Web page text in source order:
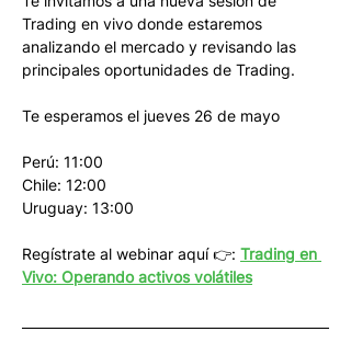
Trading en vivo donde estaremos
analizando el mercado y revisando las
principales oportunidades de Trading.
Te esperamos el jueves 26 de mayo
Perú: 11:00
Chile: 12:00
Uruguay: 13:00
Regístrate al webinar aquí 👉: Trading en
Vivo: Operando activos volátiles